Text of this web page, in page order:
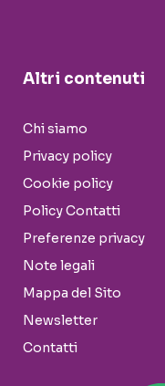
Altri contenuti
Chi siamo
Privacy policy
Cookie policy
Policy Contatti
Preferenze privacy
Note legali
Mappa del Sito
Newsletter
Contatti